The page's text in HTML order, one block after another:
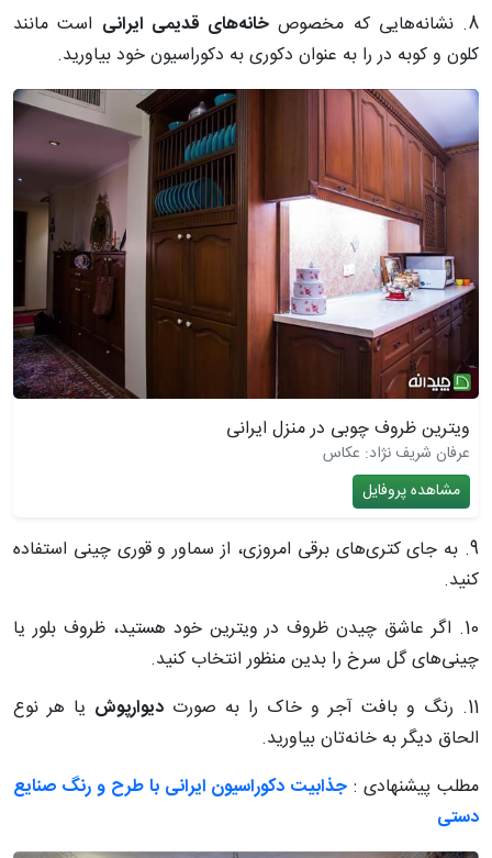
8. نشانه‌هایی که مخصوص خانه‌های قدیمی ایرانی است مانند
کلون و کوبه در را به عنوان دکوری به دکوراسیون خود بیاورید.
ویترین ظروف چوبی در منزل ایرانی
عرفان شریف نژاد: عکاس
مشاهده پروفایل
9. به جای کتری‌های برقی امروزی، از سماور و قوری چینی استفاده
کنید.
10. اگر عاشق چیدن ظروف در ویترین خود هستید، ظروف بلور یا
چینی‌های گل سرخ را بدین منظور انتخاب کنید.
11. رنگ و بافت آجر و خاک را به صورت
دیوارپوش یا هر نوع
الحاق دیگر به خانه‌تان بیاورید.
مطلب پیشنهادی : جذابیت دکوراسیون ایرانی با طرح و رنگ صنایع
دستی